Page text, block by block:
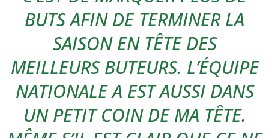
BUTS AFIN DE TERMINER LA
SAISON EN TÊTE DES
MEILLEURS BUTEURS. L’ÉQUIPE
NATIONALE A EST AUSSI DANS
UN PETIT COIN DE MA TÊTE.